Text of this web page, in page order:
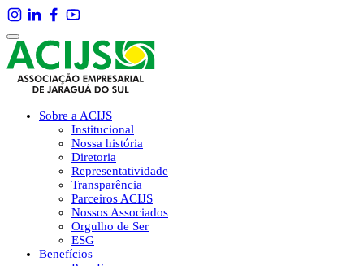
Sobre a ACIJS
Institucional
Nossa história
Diretoria
Representatividade
Transparência
Parceiros ACIJS
Nossos Associados
Orgulho de Ser
ESG
Benefícios